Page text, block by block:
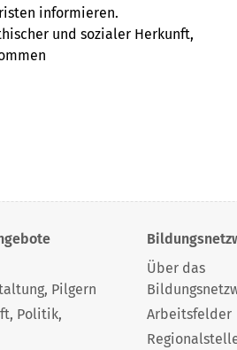
informieren.
und sozialer Herkunft,
Pilgern
Politik,
Über das
Arbeitsfelder